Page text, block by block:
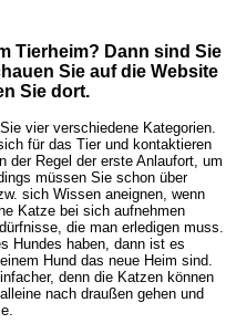
Tierheim? Dann sind Sie
Sie auf die Website
Sie dort.
vier verschiedene Kategorien.
für das Tier und kontaktieren
der Regel der erste Anlaufort, um
müssen Sie schon über
sich Wissen aneignen, wenn
Katze bei sich aufnehmen
die man erledigen muss.
Hundes haben, dann ist es
Hund das neue Heim sind.
denn die Katzen können
nach draußen gehen und